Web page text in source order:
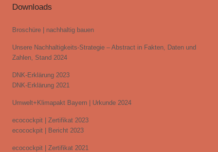
Downloads
Broschüre | nachhaltig bauen
Unsere Nachhaltigkeits-Strategie – Abstract in Fakten, Daten und
Zahlen, Stand 2024
DNK-Erklärung 2023
DNK-Erklärung 2021
Umwelt+Klimapakt Bayern | Urkunde 2024
ecocockpit | Zertifikat 2023
ecocockpit | Bericht 2023
ecocockpit | Zertifikat 2021